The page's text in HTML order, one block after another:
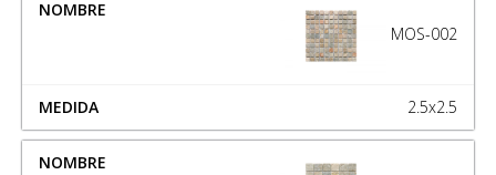
NOMBRE
MOS-002
2.5x2.5